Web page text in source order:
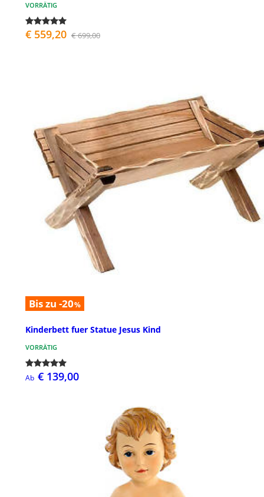
VORRÄTIG
€ 559,20 € 699,00
Bis zu -20%
Kinderbett fuer Statue Jesus Kind
VORRÄTIG
Ab € 139,00